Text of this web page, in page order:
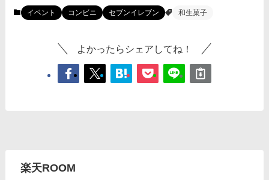
イベント コンビニ セブンイレブン 和生菓子
よかったらシェアしてね！
楽天ROOM